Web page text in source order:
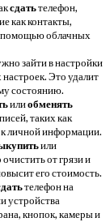
сдатьтелефон,
как контакты,
помощью облачных
зайти в настройки
Это удалит
состоянию.
илиобменять
таких как
личной информации.
или
от грязи и
его стоимость.
телефон на
устройства
кнопок, камеры и